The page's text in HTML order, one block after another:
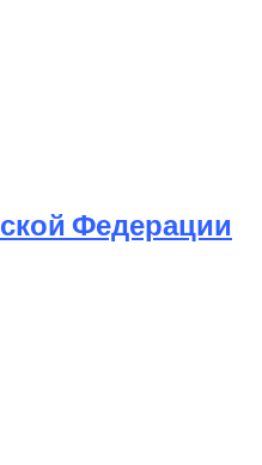
Федерации